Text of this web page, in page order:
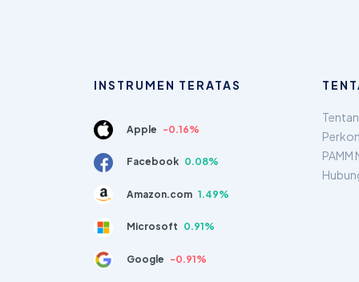
INSTRUMEN TERATAS
Apple -0.16%
Facebook 0.08%
Amazon.com 1.49%
Microsoft 0.91%
Google -0.91%
PAMM